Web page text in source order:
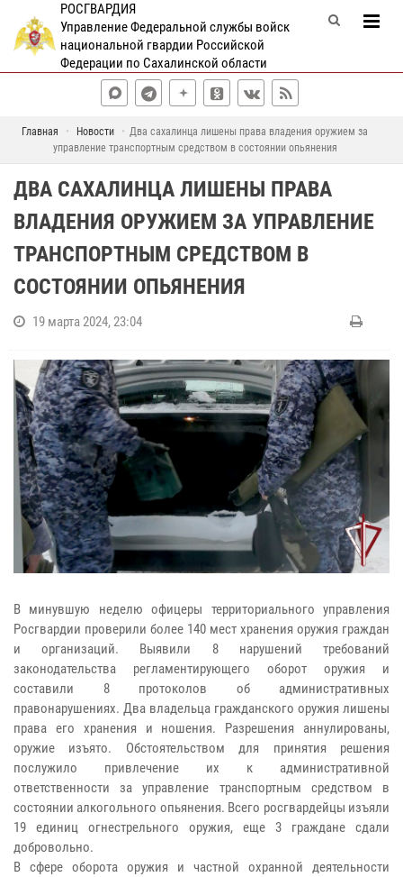
РОСГВАРДИЯ
Управление Федеральной службы войск
национальной гвардии Российской
Федерации по Сахалинской области
Главная Новости
Два сахалинца лишены права владения оружием за
управление транспортным средством в состоянии опьянения
ДВА САХАЛИНЦА ЛИШЕНЫ ПРАВА
ВЛАДЕНИЯ ОРУЖИЕМ ЗА УПРАВЛЕНИЕ
ТРАНСПОРТНЫМ СРЕДСТВОМ В
СОСТОЯНИИ ОПЬЯНЕНИЯ
19 марта 2024, 23:04
В минувшую неделю офицеры территориального управления
Росгвардии проверили более 140 мест хранения оружия граждан
и организаций. Выявили 8 нарушений требований
законодательства регламентирующего оборот оружия и
составили 8 протоколов об административных
правонарушениях. Два владельца гражданского оружия лишены
права его хранения и ношения. Разрешения аннулированы,
оружие изъято. Обстоятельством для принятия решения
послужило привлечение их к административной
ответственности за управление транспортным средством в
состоянии алкогольного опьянения. Всего росгвардейцы изъяли
19 единиц огнестрельного оружия, еще 3 граждане сдали
добровольно.
В сфере оборота оружия и частной охранной деятельности